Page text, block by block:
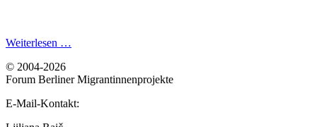
Weiterlesen …
© 2004-2026
Forum Berliner Migrantinnenprojekte
E-Mail-Kontakt: